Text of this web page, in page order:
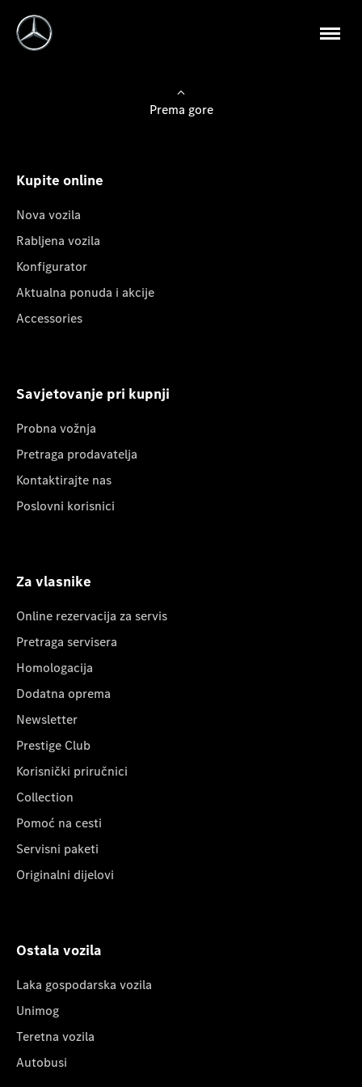
Prema gore
Kupite online
Nova vozila
Rabljena vozila
Konfigurator
Aktualna ponuda i akcije
Accessories
Savjetovanje pri kupnji
Probna vožnja
Pretraga prodavatelja
Kontaktirajte nas
Poslovni korisnici
Za vlasnike
Online rezervacija za servis
Pretraga servisera
Homologacija
Dodatna oprema
Newsletter
Prestige Club
Korisnički priručnici
Collection
Pomoć na cesti
Servisni paketi
Originalni dijelovi
Ostala vozila
Laka gospodarska vozila
Unimog
Teretna vozila
Autobusi